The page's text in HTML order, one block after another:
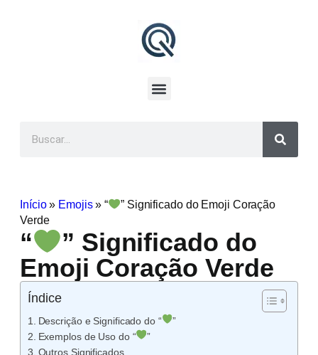
Início» Emojis»“
” Significado do Emoji Coração
Verde
“
” Significado do
Emoji Coração Verde
Índice
Descrição e Significado do “
”
Exemplos de Uso do “
”
Outros Significados